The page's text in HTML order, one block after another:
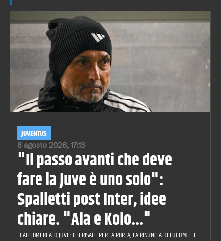
8 agosto 2026, 17:13
JUVENTUS
"Il passo avanti che deve
fare la Juve è uno solo":
Spalletti post Inter, idee
chiare. "Ala e Kolo..."
CALCIOMERCATO JUVE: CHI RISALE PER LA PORTA, LA RINUNCIA DI LUCUMÌ E LA